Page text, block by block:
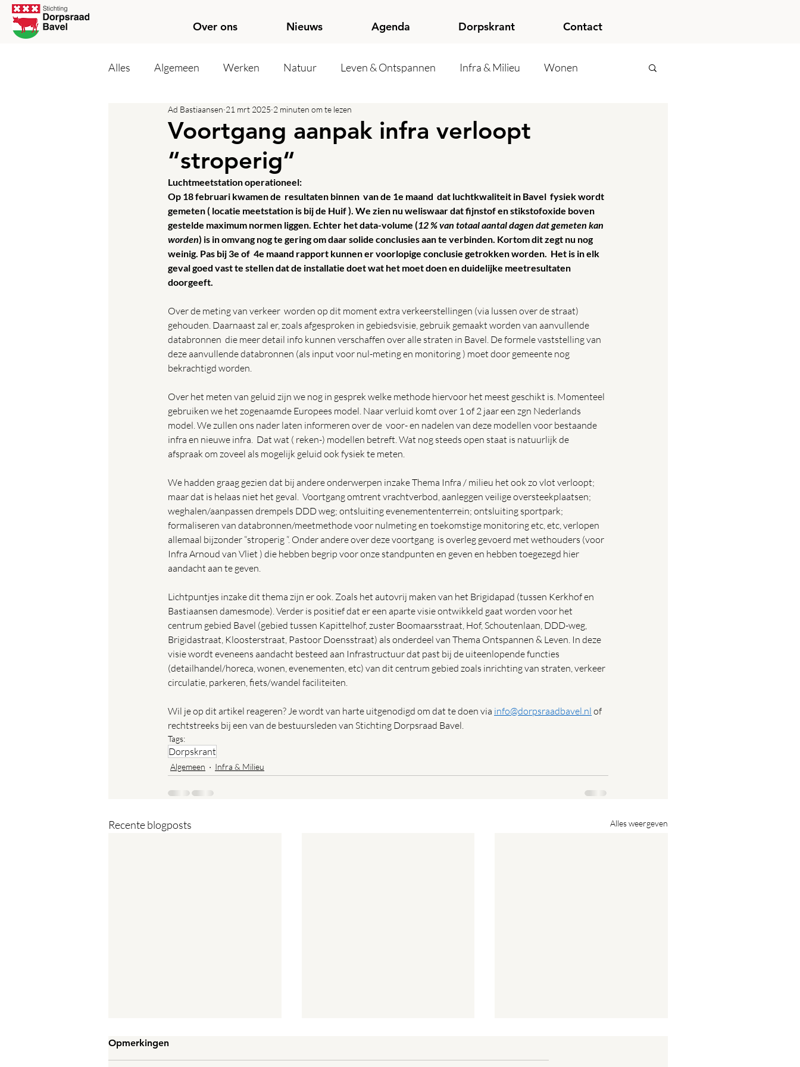
Over ons Nieuws Agenda Dorpskrant Contact
Alles Algemeen Werken Natuur Leven & Ontspannen Infra & Milieu Wonen
Voortgang aanpak infra verloopt
“stroperig“
Ad Bastiaansen 21 mrt 2025 2 minuten om te lezen
Luchtmeetstation operationeel:
Op 18 februari kwamen de  resultaten binnen  van de 1e maand  dat luchtkwaliteit in Bavel  fysiek wordt
gemeten ( locatie meetstation is bij de Huif ). We zien nu weliswaar dat fijnstof en stikstofoxide boven
gestelde maximum normen liggen. Echter het data-volume (12 % van totaal aantal dagen dat gemeten kan
worden) is in omvang nog te gering om daar solide conclusies aan te verbinden. Kortom dit zegt nu nog
weinig. Pas bij 3e of  4e maand rapport kunnen er voorlopige conclusie getrokken worden.  Het is in elk
geval goed vast te stellen dat de installatie doet wat het moet doen en duidelijke meetresultaten
doorgeeft.
Over de meting van verkeer  worden op dit moment extra verkeerstellingen (via lussen over de straat)
gehouden. Daarnaast zal er, zoals afgesproken in gebiedsvisie, gebruik gemaakt worden van aanvullende
databronnen  die meer detail info kunnen verschaffen over alle straten in Bavel. De formele vaststelling van
deze aanvullende databronnen (als input voor nul-meting en monitoring ) moet door gemeente nog
bekrachtigd worden.
Over het meten van geluid zijn we nog in gesprek welke methode hiervoor het meest geschikt is. Momenteel
gebruiken we het zogenaamde Europees model. Naar verluid komt over 1 of 2 jaar een zgn Nederlands
model. We zullen ons nader laten informeren over de  voor- en nadelen van deze modellen voor bestaande
infra en nieuwe infra.  Dat wat ( reken-) modellen betreft. Wat nog steeds open staat is natuurlijk de
afspraak om zoveel als mogelijk geluid ook fysiek te meten.
We hadden graag gezien dat bij andere onderwerpen inzake Thema Infra / milieu het ook zo vlot verloopt;
maar dat is helaas niet het geval.  Voortgang omtrent vrachtverbod, aanleggen veilige oversteekplaatsen;
weghalen/aanpassen drempels DDD weg; ontsluiting evenemententerrein; ontsluiting sportpark;
formaliseren van databronnen/meetmethode voor nulmeting en toekomstige monitoring etc, etc, verlopen
allemaal bijzonder “stroperig “. Onder andere over deze voortgang  is overleg gevoerd met wethouders (voor
Infra Arnoud van Vliet ) die hebben begrip voor onze standpunten en geven en hebben toegezegd hier
aandacht aan te geven.
Lichtpuntjes inzake dit thema zijn er ook. Zoals het autovrij maken van het Brigidapad (tussen Kerkhof en
Bastiaansen damesmode). Verder is positief dat er een aparte visie ontwikkeld gaat worden voor het
centrum gebied Bavel (gebied tussen Kapittelhof, zuster Boomaarsstraat, Hof, Schoutenlaan, DDD-weg,
Brigidastraat, Kloosterstraat, Pastoor Doensstraat) als onderdeel van Thema Ontspannen & Leven. In deze
visie wordt eveneens aandacht besteed aan Infrastructuur dat past bij de uiteenlopende functies
(detailhandel/horeca, wonen, evenementen, etc) van dit centrum gebied zoals inrichting van straten, verkeer
circulatie, parkeren, fiets/wandel faciliteiten.
Wil je op dit artikel reageren? Je wordt van harte uitgenodigd om dat te doen via info@dorpsraadbavel.nl of
rechtstreeks bij een van de bestuursleden van Stichting Dorpsraad Bavel.
Tags:
Dorpskrant
Algemeen Infra & Milieu
Recente blogposts Alles weergeven
Opmerkingen